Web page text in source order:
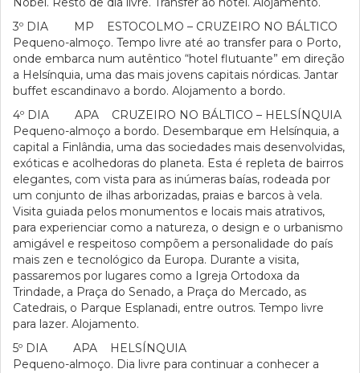
3º DIA MP ESTOCOLMO – CRUZEIRO NO BÁLTICO
Pequeno-almoço. Tempo livre até ao transfer para o Porto,
onde embarca num autêntico “hotel flutuante” em direção
a Helsínquia, uma das mais jovens capitais nórdicas. Jantar
buffet escandinavo a bordo. Alojamento a bordo.
4º DIA APA CRUZEIRO NO BÁLTICO – HELSÍNQUIA
Pequeno-almoço a bordo. Desembarque em Helsínquia, a
capital a Finlândia, uma das sociedades mais desenvolvidas,
exóticas e acolhedoras do planeta. Esta é repleta de bairros
elegantes, com vista para as inúmeras baías, rodeada por
um conjunto de ilhas arborizadas, praias e barcos à vela.
Visita guiada pelos monumentos e locais mais atrativos,
para experienciar como a natureza, o design e o urbanismo
amigável e respeitoso compõem a personalidade do país
mais zen e tecnológico da Europa. Durante a visita,
passaremos por lugares como a Igreja Ortodoxa da
Trindade, a Praça do Senado, a Praça do Mercado, as
Catedrais, o Parque Esplanadi, entre outros. Tempo livre
para lazer. Alojamento.
5º DIA APA HELSÍNQUIA
Pequeno-almoço. Dia livre para continuar a conhecer a